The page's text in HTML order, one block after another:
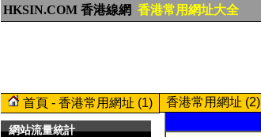
HKSIN.COM 香港線網 香港常用網址大全
首頁 - 香港常用網址 (1) 香港常用網址 (2)
網站流量統計